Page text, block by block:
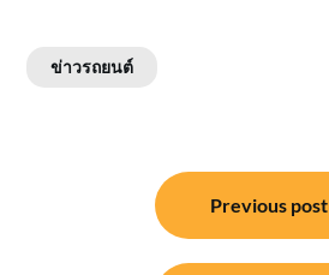
ข่าวรถยนต์
Previous post